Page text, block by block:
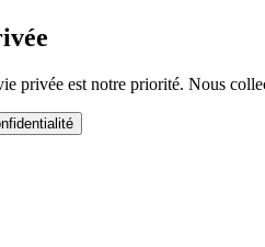
privée est notre priorité. Nous